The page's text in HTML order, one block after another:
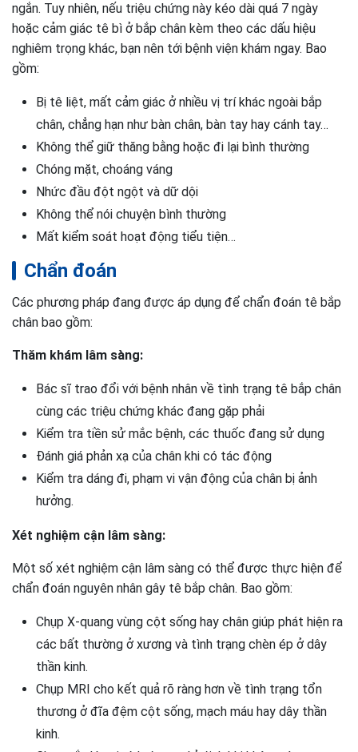
ngắn. Tuy nhiên, nếu triệu chứng này kéo dài quá 7 ngày
hoặc cảm giác tê bì ở bắp chân kèm theo các dấu hiệu
nghiêm trọng khác, bạn nên tới bệnh viện khám ngay. Bao
gồm:
Bị tê liệt, mất cảm giác ở nhiều vị trí khác ngoài bắp
chân, chẳng hạn như bàn chân, bàn tay hay cánh tay…
Không thể giữ thăng bằng hoặc đi lại bình thường
Chóng mặt, choáng váng
Nhức đầu đột ngột và dữ dội
Không thể nói chuyện bình thường
Mất kiểm soát hoạt động tiểu tiện…
Chẩn đoán
Các phương pháp đang được áp dụng để chẩn đoán tê bắp
chân bao gồm:
Thăm khám lâm sàng:
Bác sĩ trao đổi với bệnh nhân về tình trạng tê bắp chân
cùng các triệu chứng khác đang gặp phải
Kiểm tra tiền sử mắc bệnh, các thuốc đang sử dụng
Đánh giá phản xạ của chân khi có tác động
Kiểm tra dáng đi, phạm vi vận động của chân bị ảnh
hưởng.
Xét nghiệm cận lâm sàng:
Một số xét nghiệm cận lâm sàng có thể được thực hiện để
chẩn đoán nguyên nhân gây tê bắp chân. Bao gồm:
Chụp X-quang vùng cột sống hay chân giúp phát hiện ra
các bất thường ở xương và tình trạng chèn ép ở dây
thần kinh.
Chụp MRI cho kết quả rõ ràng hơn về tình trạng tổn
thương ở đĩa đệm cột sống, mạch máu hay dây thần
kinh.